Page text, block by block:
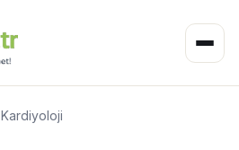
Kardiyoloji